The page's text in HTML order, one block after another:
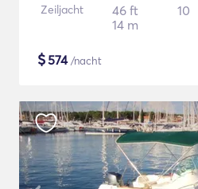
Zeiljacht
46 ft
14 m
10
$574/nacht